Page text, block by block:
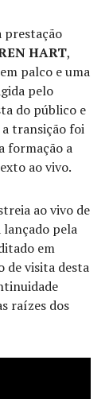
prestação
HART,
palco e uma
pelo
do público e
a transição foi
formação a
ao vivo.
ao vivo de
pela
em
de visita desta
raízes dos